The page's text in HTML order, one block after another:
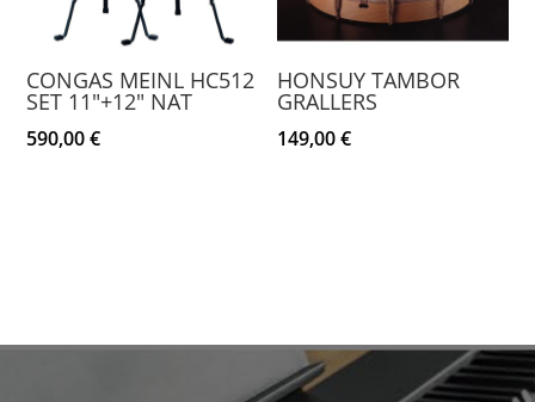
CONGAS MEINL HC512
SET 11″+12″ NAT
590,00€
HONSUY TAMBOR
GRALLERS
149,00€